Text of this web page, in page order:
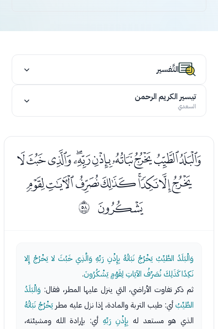
التَّفسير
تيسير الكريم الرحمن
السعدي
ﭑﭒﭓﭔﭕﭖﭗﭘﭙﭚ
ﭛﭜﭝﭞﭟﭠﭡﭢ
ﭣ ﰹ
وَالْبَلَدُ الطَّيِّبُ يَخْرُجُ نَبَاتُهُ بِإِذْنِ رَبِّهِ وَالَّذِي خَبُثَ لا يَخْرُجُ إِلا
نَكِدًا كَذَلِكَ نُصَرِّفُ الآيَاتِ لِقَوْمٍ يَشْكُرُونَ.
ثم ذكر تفاوت الأراضي، التي ينزل عليها المطر، فقال: وَالْبَلَدُ
الطَّيِّبُأي: طيب التربة والمادة، إذا نزل عليه مطر يَخْرُجُ نَبَاتُهُ
الذي هو مستعد له بِإِذْنِ رَبِّهِ أي: بإرادة الله ومشيئته،